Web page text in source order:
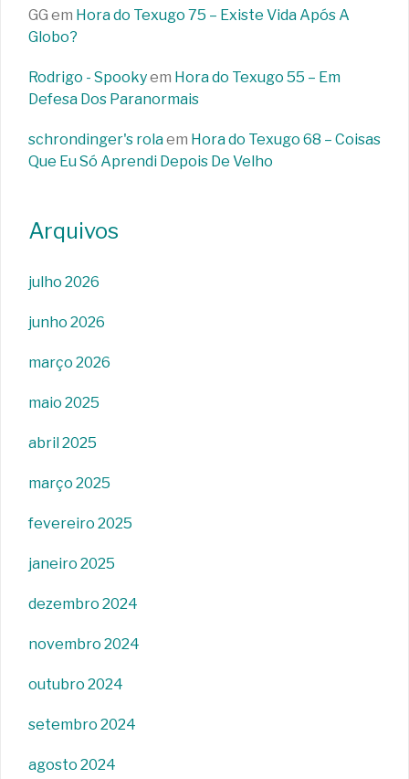
GG em Hora do Texugo 75 – Existe Vida Após A
Globo?
Rodrigo - Spookyem Hora do Texugo 55 – Em
Defesa Dos Paranormais
schrondinger's rolaem Hora do Texugo 68 – Coisas
Que Eu Só Aprendi Depois De Velho
Arquivos
julho 2026
junho 2026
março 2026
maio 2025
abril 2025
março 2025
fevereiro 2025
janeiro 2025
dezembro 2024
novembro 2024
outubro 2024
setembro 2024
agosto 2024